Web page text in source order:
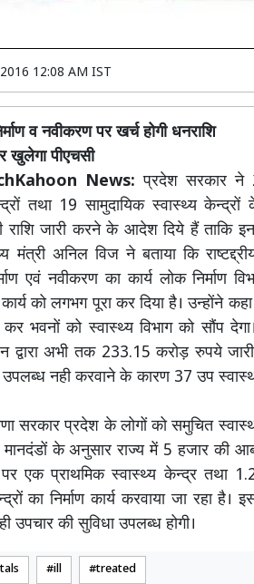
12:08 AM IST
व नवीकरण पर खर्च होगी धनराशि
खुलेगा पीएचसी
News:प्रदेश सरकार ने
तथा 19 सामुदायिक स्वास्थ्य
जारी करने के आदेश दिये हैं ताकि
अनिल विज ने बताया कि
एवं नवीकरण का कार्य लोक निर्माण
को लगभग पूरा कर दिया है। उन्होंने कहा
कर भवनों को स्वास्थ्य विभाग को सौंप
द्वारा अभी तक 233.15 करोड़ रुपये
उपलब्ध नही करवाने के कारण 37 उप
सरकार प्रदेश के लोगों को समुचित
के अनुसार राज्य में 5 हजार की
एक प्राथमिक स्वास्थ्य केन्द्र तथा
का निर्माण कार्य करवाया जा रहा
की सुविधा उपलब्ध होगी।
ill treated